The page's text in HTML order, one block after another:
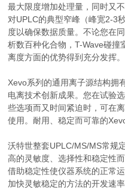
最大限度增加处理量，同时又
对UPLC的典型窄峰（峰宽2-3
度以确保数据质量。不论您在
析数百种化合物，T-Wave碰撞
离度方面的优势得到充分发挥。
Xevo系列的通用离子源结构拥
电离技术创新成果。您在试验
些选项而又时间紧迫时，可在
使用。耐用、稳定而可靠的
沃特世整套UPLC/MS/MS常规
高的灵敏度、选择性和稳定性而
借助稳定性使仪器系统的正常
加快灵敏稳定的方法的开发速率